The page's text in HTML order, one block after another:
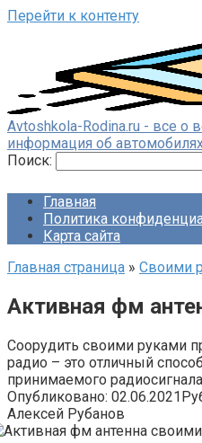
Перейти к контенту
Avtoshkola-Rodina.ru - все о
информация об
Поиск:
Главная
Политика
Карта сайта
Главная страница » Своими
Активная фм
Соорудить своими руками
радио – это отличный
принимаемого радиосигнала
Опубликовано: 02.06.2021
Алексей Рубанов